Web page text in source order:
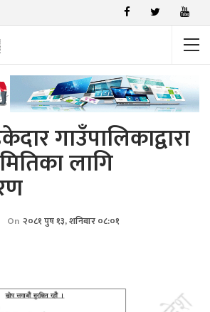
गाउँपालिकाद्वारा
लागि
On २०८१ पुष १३, शनिबार ०८:०१